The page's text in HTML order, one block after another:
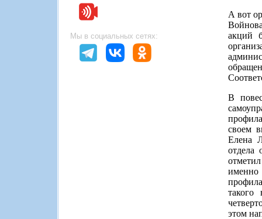
Мы в социальных сетях:
А вот
акций
В
своем
Елена
отдела
такого
этом